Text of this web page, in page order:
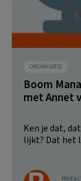
ORGANISATIE
Boom
met Annet
Ken je dat,
lijkt? Dat het